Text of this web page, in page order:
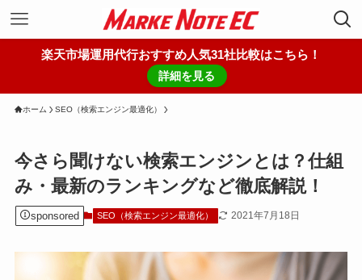
楽天市場運用代行おすすめ人気31社比較はこちら！
詳細を見る
ホーム SEO（検索エンジン最適化）
今さら聞けない検索エンジンとは？仕組
み・最新のランキングなど徹底解説！
sponsored SEO（検索エンジン最適化） 2021年7月18日